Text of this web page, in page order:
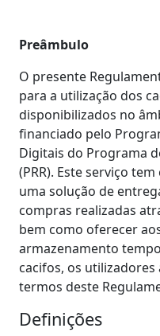
Preâmbulo
O presente
para a utilização dos
disponibilizados no
financiado pelo
Digitais do Programa
(PRR). Este serviço
uma solução de
compras realizadas
bem como oferecer
armazenamento
cacifos, os
termos deste
Definições